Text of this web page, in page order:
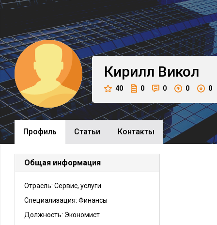
Кирилл Викол
40 0 0 0 0
Профиль Cтатьи Контакты
Общая информация
Отрасль: Сервис, услуги
Специализация: Финансы
Должность: Экономист